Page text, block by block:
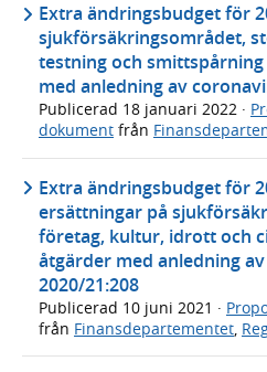
Extra ändringsbudget för
sjukförsäkringsområdet,
testning och
med anledning av
Publicerad 18 januari 2022 ·
dokument från
Extra ändringsbudget för
ersättningar på
företag, kultur, idrott och
åtgärder med anledning
2020/21:208
Publicerad 10 juni 2021 ·
från Finansdepartementet,